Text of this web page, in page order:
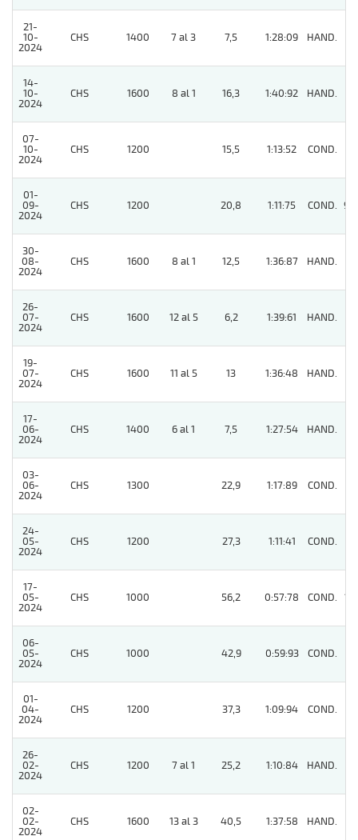
21-
10-
2024
CHS 1400 7 al 3 7,5 1:28:09 HAND.
14-
10-
2024
CHS 1600 8 al 1 16,3 1:40:92 HAND.
07-
10-
2024
CHS 1200 15,5 1:13:52 COND.
01-
09-
2024
CHS 1200 20,8 1:11:75 COND. 96
30-
08-
2024
CHS 1600 8 al 1 12,5 1:36:87 HAND.
26-
07-
2024
CHS 1600 12 al 5 6,2 1:39:61 HAND.
19-
07-
2024
CHS 1600 11 al 5 13 1:36:48 HAND.
17-
06-
2024
CHS 1400 6 al 1 7,5 1:27:54 HAND.
03-
06-
2024
CHS 1300 22,9 1:17:89 COND.
24-
05-
2024
CHS 1200 27,3 1:11:41 COND.
17-
05-
2024
CHS 1000 56,2 0:57:78 COND. 10
06-
05-
2024
CHS 1000 42,9 0:59:93 COND.
01-
04-
2024
CHS 1200 37,3 1:09:94 COND.
26-
02-
2024
CHS 1200 7 al 1 25,2 1:10:84 HAND.
02-
02-
2024
CHS 1600 13 al 3 40,5 1:37:58 HAND.